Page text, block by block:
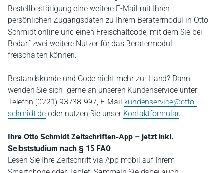
Bestellbestätigung eine weitere E-Mail mit Ihren
persönlichen Zugangsdaten zu Ihrem Beratermodul in Otto
Schmidt online und einen Freischaltcode, mit dem Sie bei
Bedarf zwei weitere Nutzer für das Beratermodul
freischalten können.
Bestandskunde und Code nicht mehr zur Hand? Dann
wenden Sie sich gerne an unseren Kundenservice unter
Telefon (0221) 93738-997, E-Mail kundenservice@otto-
schmidt.de oder nutzen Sie unser Kontaktformular.
Ihre Otto Schmidt Zeitschriften-App – jetzt inkl.
Selbststudium nach § 15 FAO
Lesen Sie Ihre Zeitschrift via App mobil auf Ihrem